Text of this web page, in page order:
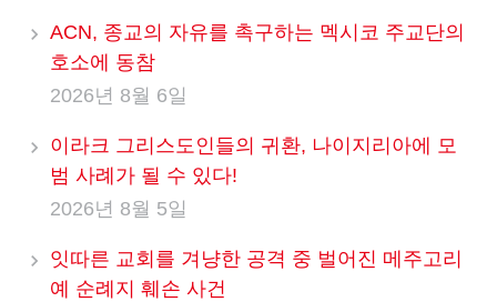
ACN, 종교의 자유를 촉구하는 멕시코 주교단의
호소에 동참
2026년 8월 6일
이라크 그리스도인들의 귀환, 나이지리아에 모
범 사례가 될 수 있다!
2026년 8월 5일
잇따른 교회를 겨냥한 공격 중 벌어진 메주고리
예 순례지 훼손 사건